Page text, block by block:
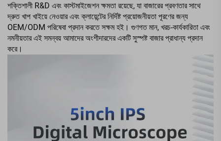
শক্তিশালী R&D এবং কাস্টমাইজেশন ক্ষমতা রয়েছে, যা বাজারের প্রবণতার সাথে
দ্রুত খাপ খাইয়ে নেওয়ার এবং ক্লায়েন্টের নির্দিষ্ট প্রয়োজনীয়তা পূরণের জন্য
OEM/ODM পরিষেবা প্রদান করতে সক্ষম হই। গুণগত মান, খরচ-কার্যকারিতা এবং
নমনীয়তার এই সমন্বয় আমাদের অংশীদারদের একটি সুস্পষ্ট বাজার প্রাধান্য প্রদান
করে।